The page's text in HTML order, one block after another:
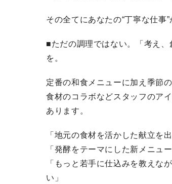
その全てにあなたの“丁寧な仕事”
■ただの調理ではない。「考え
を。
定番の和食メニューに加え季節
食材のコラボなどスタッフのア
あります。
「地元の食材を活かした献立を
「発酵をテーマにした新メニュ
「もっと若手に仕込みを教えな
い」